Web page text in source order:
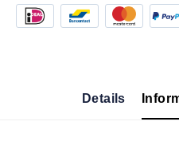
Details